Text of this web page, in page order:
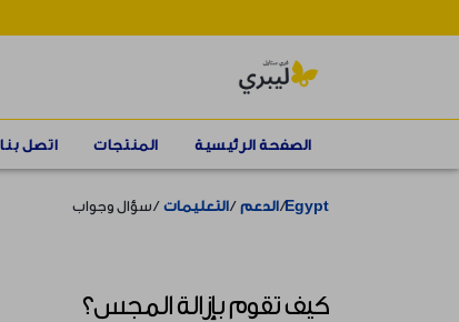
الصفحة الرئيسية المنتجات اتصل بنا
Egypt الدعم التعليمات سؤال وجواب
كيف تقوم بإزالة المجس؟